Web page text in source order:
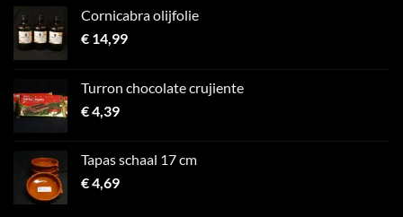
Cornicabra olijfolie
€ 14,99
Turron chocolate crujiente
€4,39
Tapas schaal 17 cm
€4,69